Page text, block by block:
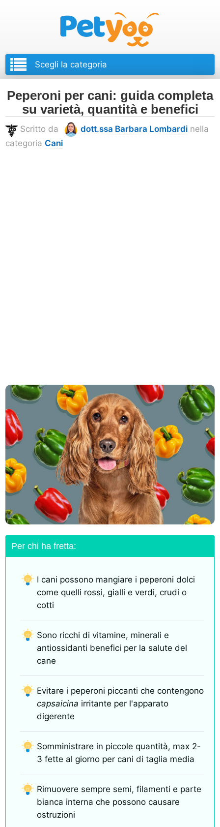
Peperoni per cani: guida completa
su varietà, quantità e benefici
Scritto da dott.ssa Barbara Lombardi nella
categoria Cani
Per chi ha fretta:
I cani possono mangiare i peperoni dolci
come quelli rossi, gialli e verdi, crudi o
cotti
Sono ricchi di vitamine, minerali e
antiossidanti benefici per la salute del
cane
Evitare i peperoni piccanti che contengono
capsaicina irritante per l'apparato
digerente
Somministrare in piccole quantità, max 2-
3 fette al giorno per cani di taglia media
Rimuovere sempre semi, filamenti e parte
bianca interna che possono causare
ostruzioni